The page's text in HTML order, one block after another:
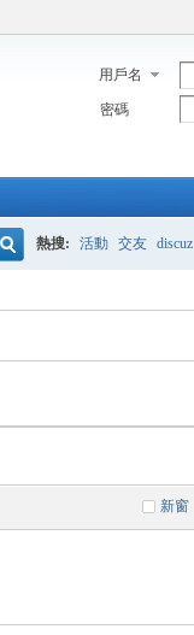
用戶名
密碼
熱搜: 活動 交友 discuz
新窗